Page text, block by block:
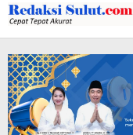
Lewati
ke
konten